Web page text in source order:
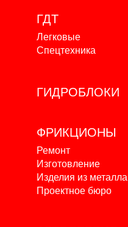
ГДТ
Легковые
Спецтехника
ГИДРОБЛОКИ
ФРИКЦИОНЫ
Ремонт
Изготовление
Изделия из металла
Проектное бюро